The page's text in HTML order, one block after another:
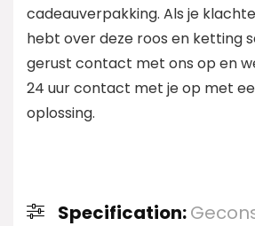
cadeauverpakking. Als je
hebt over deze roos en ketting
gerust contact met ons op en
24 uur contact met je op met
oplossing.
Specification: